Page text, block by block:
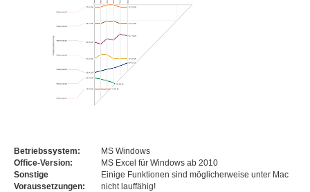
Betriebssystem:
MS Windows
Office-Version:
MS Excel für Windows ab 2010
Sonstige
Voraussetzungen:
Einige Funktionen sind möglicherweise unter Mac
nicht lauffähig!